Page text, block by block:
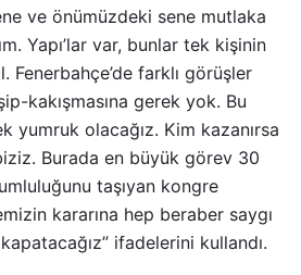
ve önümüzdeki sene mutlaka
Yapı’lar var, bunlar tek kişinin
Fenerbahçe’de farklı görüşler
kakışmasına gerek yok. Bu
yumruk olacağız. Kim kazanırsa
Burada en büyük görev 30
taşıyan kongre
kararına hep beraber saygı
kapatacağız” ifadelerini kullandı.